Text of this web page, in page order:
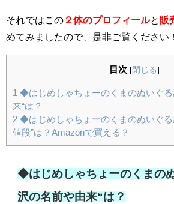
それではこの ２体のプロフィールと 販
めてみましたので、是非ご覧ください！
目次 [閉じる]
1 ◆はじめしゃちょーのくまのぬいぐる
来“は？
2 ◆はじめしゃちょーのくまのぬいぐる
値段”は？Amazonで買える？
◆はじめしゃちょーのくまの
沢の名前や由来“は？